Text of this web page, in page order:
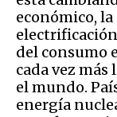
económico,
del consumo
cada vez
el mundo.
energía